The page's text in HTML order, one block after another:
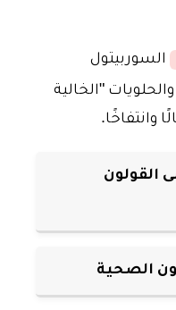
السوربيتول
"الخالية
وانتفاخًا.
القولون
الصحية